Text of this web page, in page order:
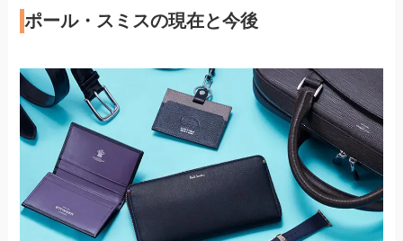
ポール・スミスの現在と今後